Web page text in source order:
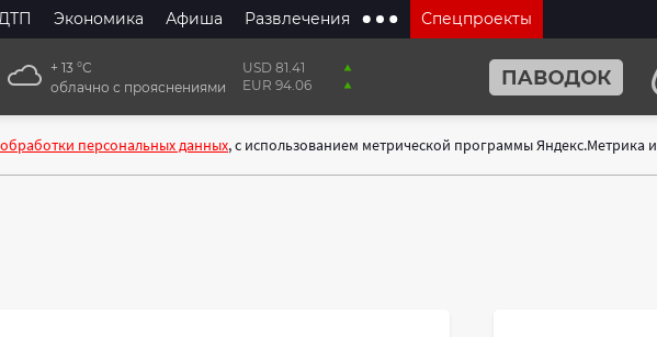
Экономика Афиша Развлечения Спецпроекты
+ 13 °С
облачно с прояснениями
USD 81.41
EUR 94.06
персональных данных, с использованием метрической программы Яндекс.Метрика и